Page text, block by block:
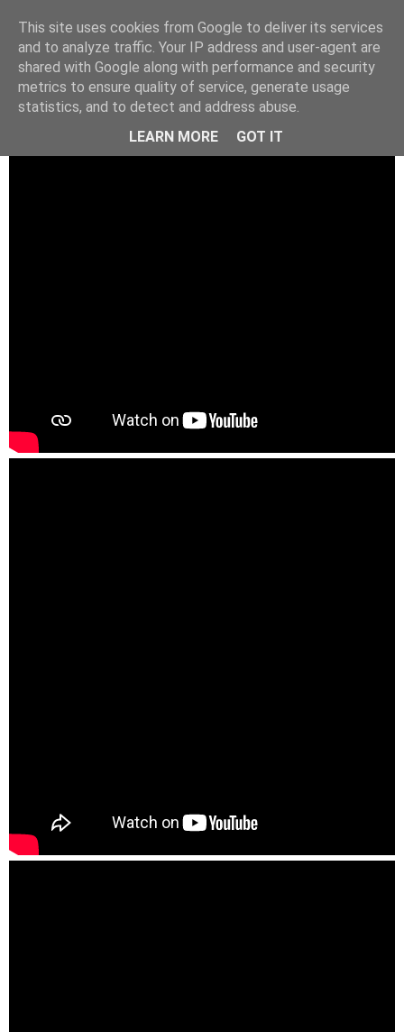
This site uses cookies from Google to deliver its services
and to analyze traffic. Your IP address and user-agent are
shared with Google along with performance and security
metrics to ensure quality of service, generate usage
statistics, and to detect and address abuse.
LEARN MORE
GOT IT